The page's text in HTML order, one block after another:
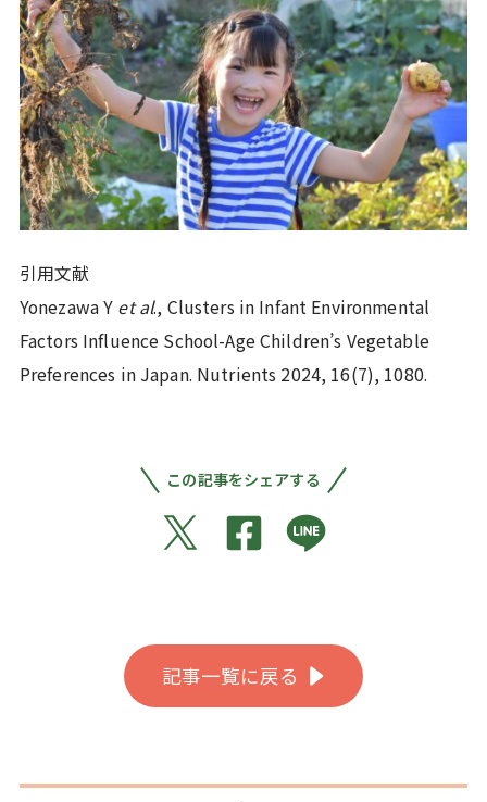
引用文献
Yonezawa Y et al., Clusters in Infant Environmental
Factors Influence School-Age Children’s Vegetable
Preferences in Japan. Nutrients 2024, 16(7), 1080.
この記事をシェアする
記事一覧に戻る